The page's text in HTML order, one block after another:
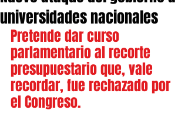
universidades nacionales
Pretende dar curso
parlamentario al recorte
presupuestario que, vale
recordar, fue rechazado por
el Congreso.